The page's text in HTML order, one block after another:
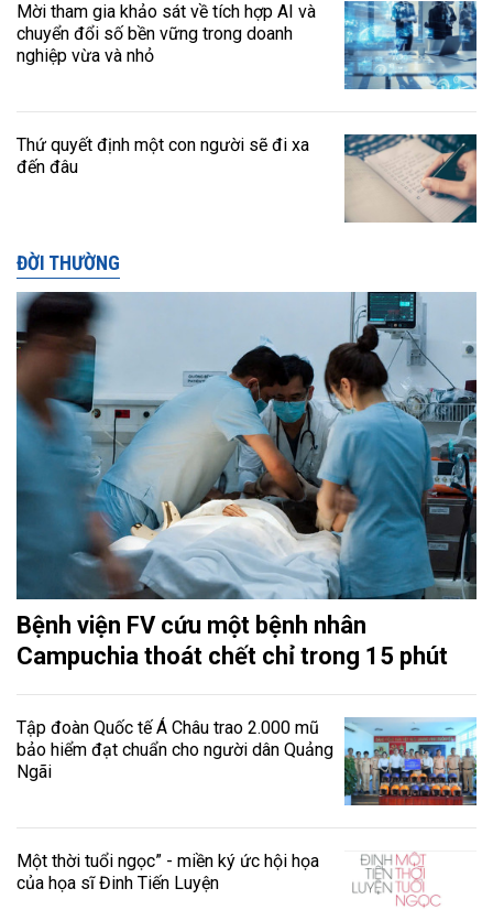
Mời tham gia khảo sát về tích hợp AI và
chuyển đổi số bền vững trong doanh
nghiệp vừa và nhỏ
Thứ quyết định một con người sẽ đi xa
đến đâu
ĐỜI THƯỜNG
Bệnh viện FV cứu một bệnh nhân
Campuchia thoát chết chỉ trong 15 phút
Tập đoàn Quốc tế Á Châu trao 2.000 mũ
bảo hiểm đạt chuẩn cho người dân Quảng
Ngãi
Một thời tuổi ngọc” - miền ký ức hội họa
của họa sĩ Đinh Tiến Luyện